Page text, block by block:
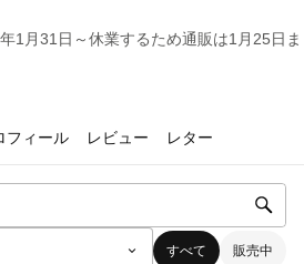
1月31日～休業するため通販は1月25日ま
フィール レビュー レター
すべて 販売中